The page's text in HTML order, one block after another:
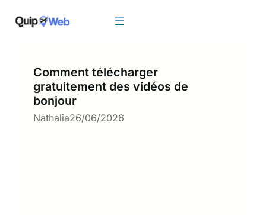
Comment télécharger
gratuitement des vidéos de
bonjour
Nathalia26/06/2026